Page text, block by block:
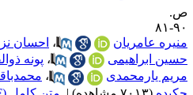
۸۱
عامریان
،احسان
ابراهیمی
،پونه
یارمحمدی
،